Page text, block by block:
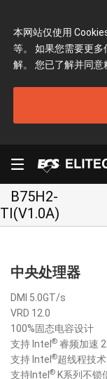
本网站仅使用
等。 如果您需要更
解。 您已了解并同
B75H2-
TI(V1.0A)
中央处理器
DMI 5.0GT/s
VRD 12.0
100%固态电容设计
支持 Intel ® 睿频加速
支持 Intel ®超线程技术
支持Intel ® K系列不锁